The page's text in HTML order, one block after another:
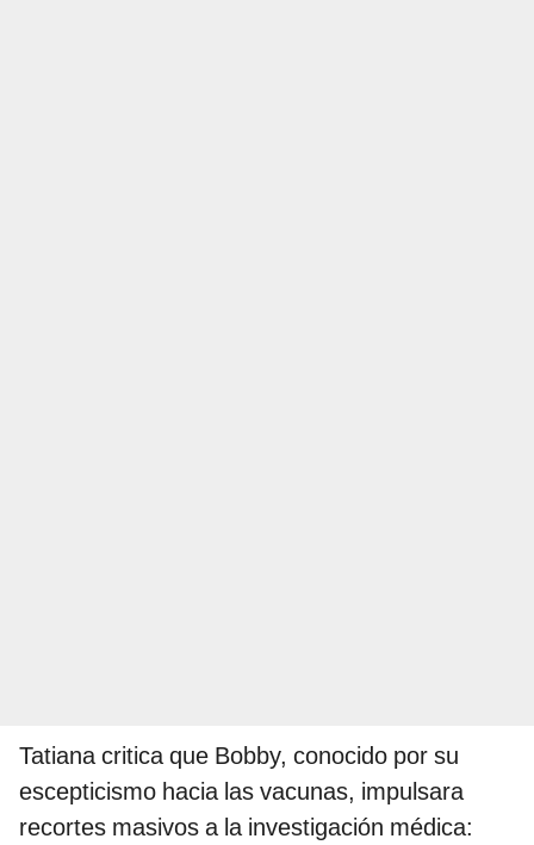
Tatiana critica que Bobby, conocido por su
escepticismo hacia las vacunas, impulsara
recortes masivos a la investigación médica: